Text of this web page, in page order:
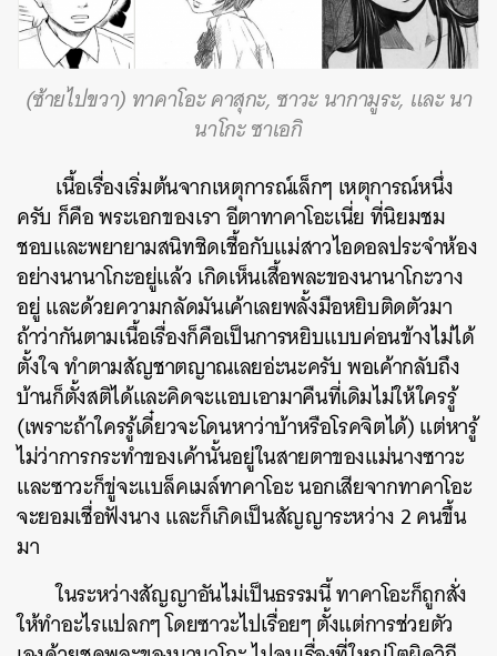
(ซ้ายไปขวา) ทาคาโอะ คาสุกะ, ซาวะ นากามูระ, และ นา
นาโกะ ซาเอกิ
เนื้อเรื่องเริ่มต้นจากเหตุการณ์เล็กๆ เหตุการณ์หนึ่ง
ครับ ก็คือ พระเอกของเรา อีตาทาคาโอะเนี่ย ที่นิยมชม
ชอบและพยายามสนิทชิดเชื้อกับแม่สาวไอดอลประจำห้อง
อย่างนานาโกะอยู่แล้ว เกิดเห็นเสื้อพละของนานาโกะวาง
อยู่ และด้วยความกลัดมันเค้าเลยพลั้งมือหยิบติดตัวมา
ถ้าว่ากันตามเนื้อเรื่องก็คือเป็นการหยิบแบบค่อนข้างไม่ได้
ตั้งใจ ทำตามสัญชาตญาณเลยอ่ะนะครับ พอเค้ากลับถึง
บ้านก็ตั้งสติได้และคิดจะแอบเอามาคืนที่เดิมไม่ให้ใครรู้
(เพราะถ้าใครรู้เดี๋ยวจะโดนหาว่าบ้าหรือโรคจิตได้) แต่หารู้
ไม่ว่าการกระทำของเค้านั้นอยู่ในสายตาของแม่นางซาวะ
และซาวะก็ขู่จะแบล็คเมล์ทาคาโอะ นอกเสียจากทาคาโอะ
จะยอมเชื่อฟังนาง และก็เกิดเป็นสัญญาระหว่าง 2 คนขึ้น
มา
ในระหว่างสัญญาอันไม่เป็นธรรมนี้ ทาคาโอะก็ถูกสั่ง
ให้ทำอะไรแปลกๆ โดยซาวะไปเรื่อยๆ ตั้งแต่การช่วยตัว